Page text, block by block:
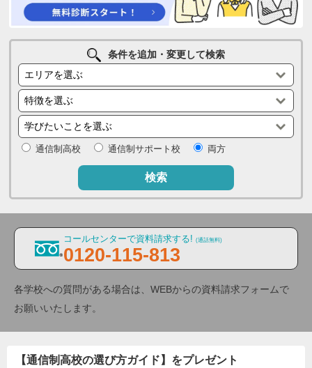
条件を追加・変更して検索
通信制高校 通信制サポート校 両方
検索
コールセンターで資料請求する! (通話無料)
0120-115-813
各学校への質問がある場合は、WEBからの資料請求フォームで
お願いいたします。
【通信制高校の選び方ガイド】をプレゼント